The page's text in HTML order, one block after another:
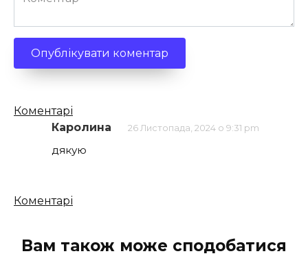
Кількість
коментарів
Коментарі
Каролина
26 Листопада, 2024 о 9:31 pm
дякую
Кількість
Коментарі
Вам також може сподобатися